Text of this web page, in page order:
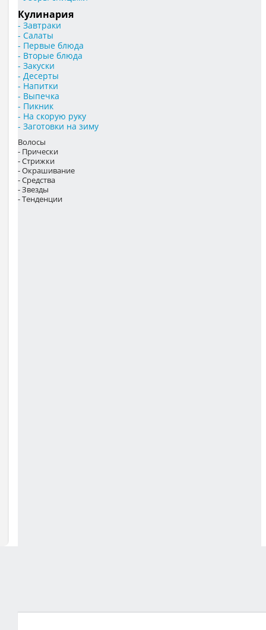
Кулинария
- Завтраки
- Салаты
- Первые блюда
- Вторые блюда
- Закуски
- Десерты
- Напитки
- Выпечка
- Пикник
- На скорую руку
- Заготовки на зиму
Волосы
- Прически
- Стрижки
- Окрашивание
- Средства
- Звезды
- Тенденции